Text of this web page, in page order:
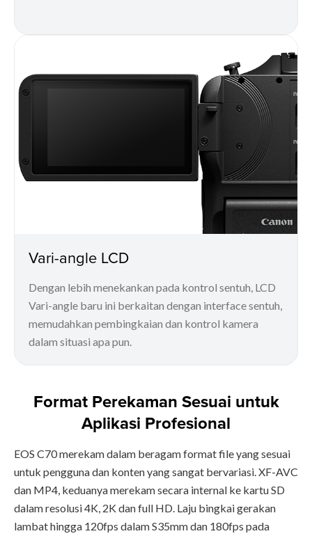
Vari-angle LCD
Dengan lebih menekankan pada kontrol sentuh, LCD
Vari-angle baru ini berkaitan dengan interface sentuh,
memudahkan pembingkaian dan kontrol kamera
dalam situasi apa pun.
Format Perekaman Sesuai untuk
Aplikasi Profesional
EOS C70 merekam dalam beragam format file yang sesuai
untuk pengguna dan konten yang sangat bervariasi. XF-AVC
dan MP4, keduanya merekam secara internal ke kartu SD
dalam resolusi 4K, 2K dan full HD. Laju bingkai gerakan
lambat hingga 120fps dalam S35mm dan 180fps pada